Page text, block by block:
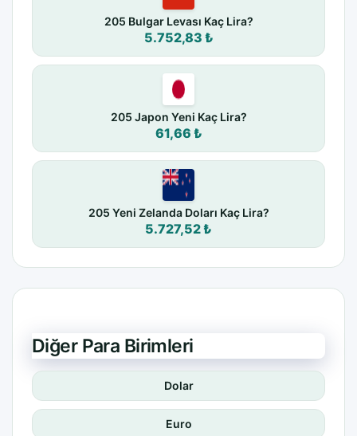
205 Bulgar Levası Kaç Lira?
5.752,83 ₺
205 Japon Yeni Kaç Lira?
61,66 ₺
205 Yeni Zelanda Doları Kaç Lira?
5.727,52 ₺
Diğer Para Birimleri
Dolar
Euro